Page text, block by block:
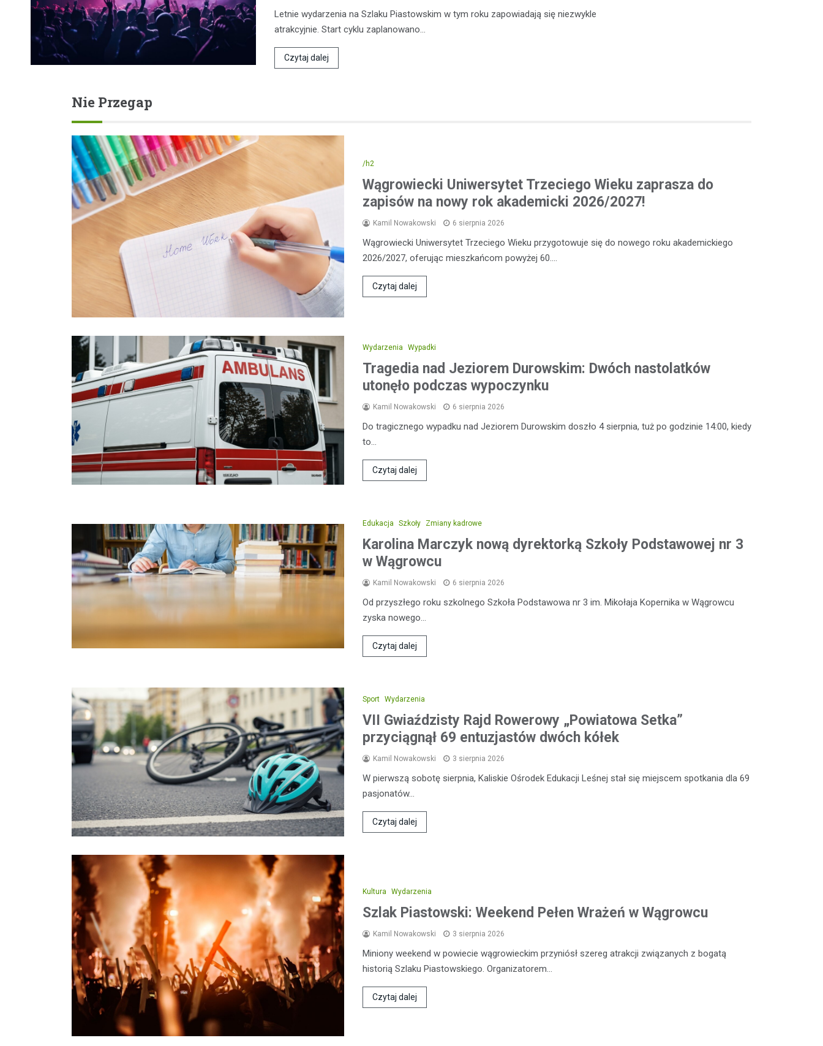
Letnie wydarzenia na Szlaku Piastowskim w tym roku zapowiadają się niezwykle
atrakcyjnie. Start cyklu zaplanowano…
Czytaj dalej
Nie Przegap
/h2
Wągrowiecki Uniwersytet Trzeciego Wieku zaprasza do
zapisów na nowy rok akademicki 2026/2027!
Kamil Nowakowski 6 sierpnia 2026
Wągrowiecki Uniwersytet Trzeciego Wieku przygotowuje się do nowego roku akademickiego
2026/2027, oferując mieszkańcom powyżej 60.…
Czytaj dalej
Wydarzenia Wypadki
Tragedia nad Jeziorem Durowskim: Dwóch nastolatków
utonęło podczas wypoczynku
Kamil Nowakowski 6 sierpnia 2026
Do tragicznego wypadku nad Jeziorem Durowskim doszło 4 sierpnia, tuż po godzinie 14:00, kiedy
to…
Czytaj dalej
Edukacja Szkoły Zmiany kadrowe
Karolina Marczyk nową dyrektorką Szkoły Podstawowej nr 3
w Wągrowcu
Kamil Nowakowski 6 sierpnia 2026
Od przyszłego roku szkolnego Szkoła Podstawowa nr 3 im. Mikołaja Kopernika w Wągrowcu
zyska nowego…
Czytaj dalej
Sport Wydarzenia
VII Gwiaździsty Rajd Rowerowy „Powiatowa Setka”
przyciągnął 69 entuzjastów dwóch kółek
Kamil Nowakowski 3 sierpnia 2026
W pierwszą sobotę sierpnia, Kaliskie Ośrodek Edukacji Leśnej stał się miejscem spotkania dla 69
pasjonatów…
Czytaj dalej
Kultura Wydarzenia
Szlak Piastowski: Weekend Pełen Wrażeń w Wągrowcu
Kamil Nowakowski 3 sierpnia 2026
Miniony weekend w powiecie wągrowieckim przyniósł szereg atrakcji związanych z bogatą
historią Szlaku Piastowskiego. Organizatorem…
Czytaj dalej